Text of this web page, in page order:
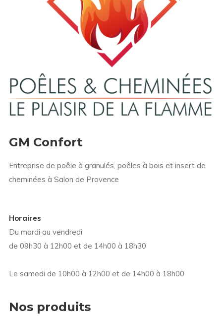
GM Confort
Entreprise de poêle à granulés, poêles à bois et insert de
cheminées à Salon de Provence
Horaires
Du mardi au vendredi
de 09h30 à 12h00 et de 14h00 à 18h30
Le samedi de 10h00 à 12h00 et de 14h00 à 18h00
Nos produits